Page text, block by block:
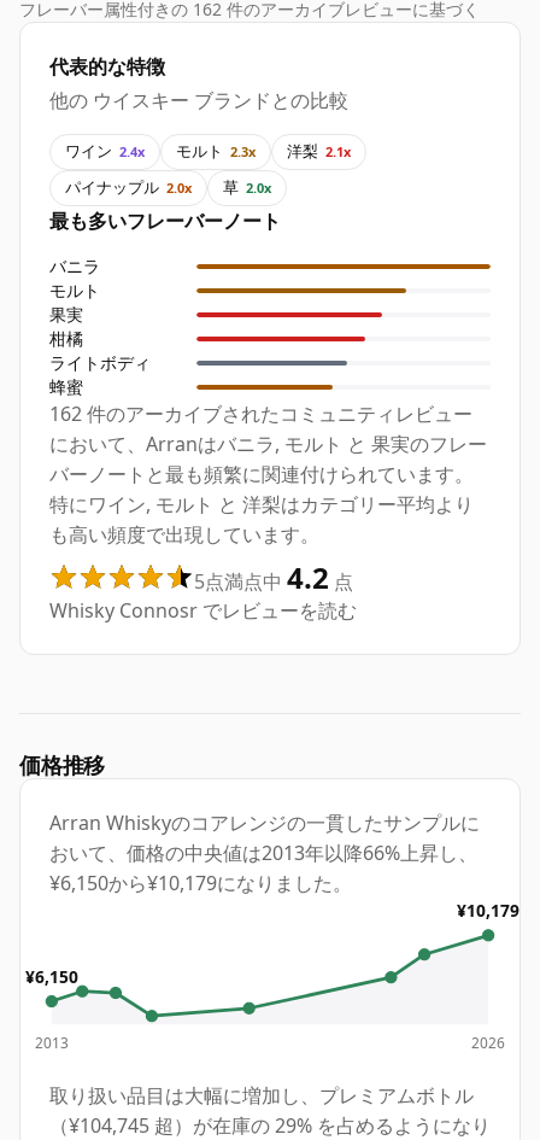
フレーバー属性付きの 162 件のアーカイブレビューに基づく
代表的な特徴
他の ウイスキー ブランドとの比較
ワイン 2.4x モルト 2.3x 洋梨 2.1x
パイナップル 2.0x 草 2.0x
最も多いフレーバーノート
バニラ
モルト
果実
柑橘
ライトボディ
蜂蜜
162 件のアーカイブされたコミュニティレビュー
において、Arranはバニラ, モルト と 果実のフレー
バーノートと最も頻繁に関連付けられています。
特にワイン, モルト と 洋梨はカテゴリー平均より
も高い頻度で出現しています。
5点満点中 4.2 点
Whisky Connosr でレビューを読む
価格推移
Arran Whiskyのコアレンジの一貫したサンプルに
おいて、価格の中央値は2013年以降66%上昇し、
¥6,150から¥10,179になりました。
¥6,150
2013
¥10,179
2026
取り扱い品目は大幅に増加し、プレミアムボトル
（¥104,745 超）が在庫の 29% を占めるようになり